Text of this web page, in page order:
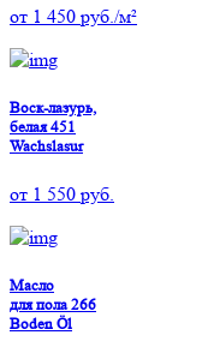
от 1 450 руб./м²
Воск-лазурь,
белая 451
Wachslasur
от 1 550 руб.
Масло
для пола 266
Boden Öl